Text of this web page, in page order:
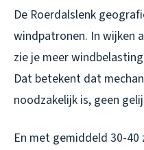
De Roerdalslenk
windpatronen. In wijken
zie je meer
Dat betekent dat
noodzakelijk is, geen
En met gemiddeld 30-40